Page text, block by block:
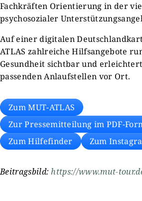
Fachkräften Orientierung in der
psychosozialer
Auf einer digitalen
ATLAS zahlreiche Hilfsangebote
Gesundheit sichtbar und
passenden Anlaufstellen vor Ort.
Zum MUT-ATLAS
Zur Pressemitteilung im PDF-
Zum Hilfefinder
Zum
Beitragsbild:https://www.mut-